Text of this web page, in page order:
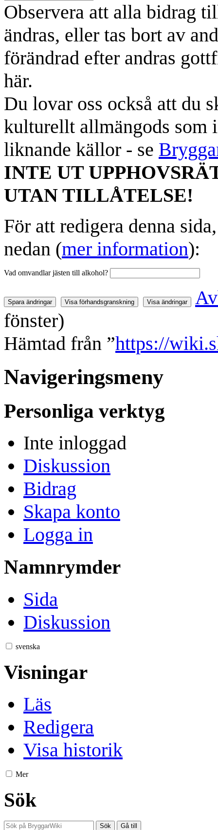
Observera att alla bidrag
ändras, eller tas bort av
förändrad efter andras
här.
Du lovar oss också att du
kulturellt allmängods som
liknande källor - se
INTE UT
UTAN TILLÅTELSE!
För att redigera denna
nedan (mer information):
Vad omvandlar jästen till alkohol?
fönster)
Hämtad från ”https://
Navigeringsmeny
Personliga verktyg
Inte inloggad
Diskussion
Bidrag
Skapa konto
Logga in
Namnrymder
Sida
Diskussion
svenska
Visningar
Läs
Redigera
Visa historik
Mer
Sök